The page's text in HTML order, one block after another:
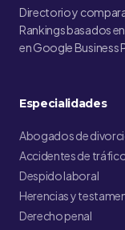
Directorio y
Rankings basados
en Google Business
Especialidades
Abogados de
Accidentes de
Despido laboral
Herencias y
Derecho penal